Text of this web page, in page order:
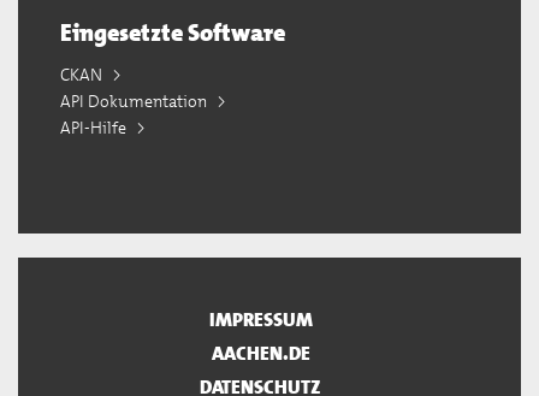
Eingesetzte Software
CKAN
API Dokumentation
API-Hilfe
IMPRESSUM
AACHEN.DE
DATENSCHUTZ